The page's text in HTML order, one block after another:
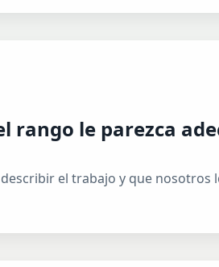
rango le parezca
el trabajo y que